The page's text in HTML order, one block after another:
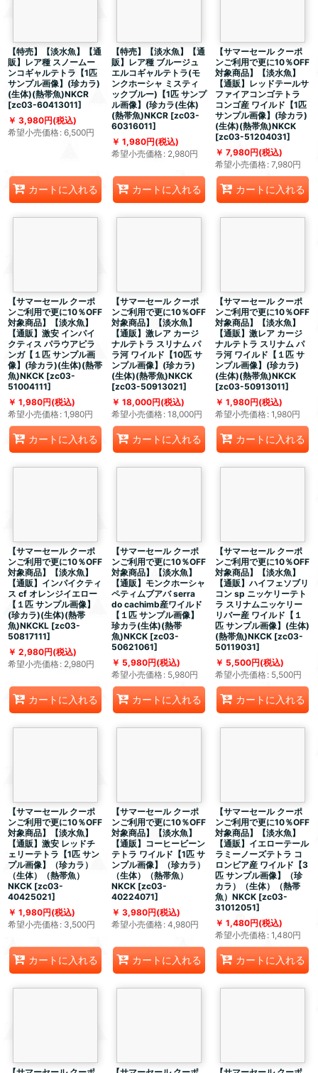
【特売】【淡水魚】【通
販】レア種 スノームー
ンコギャルテトラ【1匹
サンプル画像】(珍カラ)
(生体)(熱帯魚)NKCR
[zc03-60413011]
3,980円(税込)
希望小売価格: 6,500円
カートに入れる
【特売】【淡水魚】【通
販】レア種 ブルージュ
エルコギャルテトラ(モ
ンクホーシャ ミスティ
ックブルー)【1匹 サンプ
ル画像】(珍カラ(生体)
(熱帯魚)NKCR [zc03-
60316011]
1,980円(税込)
希望小売価格: 2,980円
カートに入れる
【サマーセール クーポ
ンご利用で更に10％OFF
対象商品】【淡水魚】
【通販】レッドテールサ
ファイアコンゴテトラ
コンゴ産 ワイルド【1匹
サンプル画像】(珍カラ)
(生体)(熱帯魚)NKCK
[zc03-51204031]
7,980円(税込)
希望小売価格: 7,980円
カートに入れる
【サマーセール クーポ
ンご利用で更に10％OFF
対象商品】【淡水魚】
【通販】激安 インパイ
クティス パラウアピラ
ンガ【１匹 サンプル画
像】(珍カラ)(生体)(熱帯
魚)NKCK [zc03-
51004111]
1,980円(税込)
希望小売価格: 1,980円
カートに入れる
【サマーセール クーポ
ンご利用で更に10％OFF
対象商品】【淡水魚】
【通販】激レア カージ
ナルテトラ スリナム パ
ラ河 ワイルド【10匹 サ
ンプル画像】(珍カラ)
(生体)(熱帯魚)NKCK
[zc03-50913021]
18,000円(税込)
希望小売価格: 18,000円
カートに入れる
【サマーセール クーポ
ンご利用で更に10％OFF
対象商品】【淡水魚】
【通販】激レア カージ
ナルテトラ スリナム パ
ラ河 ワイルド【１匹 サ
ンプル画像】(珍カラ)
(生体)(熱帯魚)NKCK
[zc03-50913011]
1,980円(税込)
希望小売価格: 1,980円
カートに入れる
【サマーセール クーポ
ンご利用で更に10％OFF
対象商品】【淡水魚】
【通販】インパイクティ
ス cf オレンジイエロー
【１匹 サンプル画像】
(珍カラ)(生体)(熱帯
魚)NKCKL [zc03-
50817111]
2,980円(税込)
希望小売価格: 2,980円
カートに入れる
【サマーセール クーポ
ンご利用で更に10％OFF
対象商品】【淡水魚】
【通販】モンクホーシャ
ペティムブアバ serra
do cachimb産ワイルド
【１匹 サンプル画像】
珍カラ(生体)(熱帯
魚)NKCK [zc03-
50621061]
5,980円(税込)
希望小売価格: 5,980円
カートに入れる
【サマーセール クーポ
ンご利用で更に10％OFF
対象商品】【淡水魚】
【通販】ハイフェソブリ
コン sp ニッケリーテト
ラ スリナムニッケリー
リバー産 ワイルド【１
匹 サンプル画像】(生体)
(熱帯魚)NKCK [zc03-
50119031]
5,500円(税込)
希望小売価格: 5,500円
カートに入れる
【サマーセール クーポ
ンご利用で更に10％OFF
対象商品】【淡水魚】
【通販】激安 レッドチ
ェリーテトラ【1匹 サン
プル画像】（珍カラ）
（生体）（熱帯魚）
NKCK [zc03-
40425021]
1,980円(税込)
希望小売価格: 3,500円
カートに入れる
【サマーセール クーポ
ンご利用で更に10％OFF
対象商品】【淡水魚】
【通販】コーヒービーン
テトラ ワイルド【1匹 サ
ンプル画像】（珍カラ）
（生体）（熱帯魚）
NKCK [zc03-
40224071]
3,980円(税込)
希望小売価格: 4,980円
カートに入れる
【サマーセール クーポ
ンご利用で更に10％OFF
対象商品】【淡水魚】
【通販】イエローテール
ラミーノーズテトラ コ
ロンビア産 ワイルド【3
匹 サンプル画像】（珍
カラ）（生体）（熱帯
魚）NKCK [zc03-
31012051]
1,480円(税込)
希望小売価格: 1,480円
カートに入れる